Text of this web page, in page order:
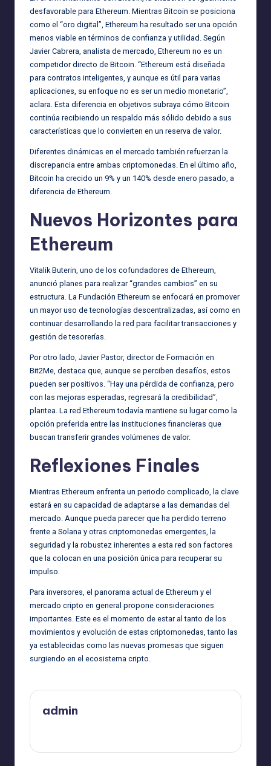
desfavorable para Ethereum. Mientras Bitcoin se posiciona
como el “oro digital”, Ethereum ha resultado ser una opción
menos viable en términos de confianza y utilidad. Según
Javier Cabrera, analista de mercado, Ethereum no es un
competidor directo de Bitcoin. “Ethereum está diseñada
para contratos inteligentes, y aunque es útil para varias
aplicaciones, su enfoque no es ser un medio monetario”,
aclara. Esta diferencia en objetivos subraya cómo Bitcoin
continúa recibiendo un respaldo más sólido debido a sus
características que lo convierten en un reserva de valor.
Diferentes dinámicas en el mercado también refuerzan la
discrepancia entre ambas criptomonedas. En el último año,
Bitcoin ha crecido un 9% y un 140% desde enero pasado, a
diferencia de Ethereum.
Nuevos Horizontes para
Ethereum
Vitalik Buterin, uno de los cofundadores de Ethereum,
anunció planes para realizar “grandes cambios” en su
estructura. La Fundación Ethereum se enfocará en promover
un mayor uso de tecnologías descentralizadas, así como en
continuar desarrollando la red para facilitar transacciones y
gestión de tesorerías.
Por otro lado, Javier Pastor, director de Formación en
Bit2Me, destaca que, aunque se perciben desafíos, estos
pueden ser positivos. “Hay una pérdida de confianza, pero
con las mejoras esperadas, regresará la credibilidad”,
plantea. La red Ethereum todavía mantiene su lugar como la
opción preferida entre las instituciones financieras que
buscan transferir grandes volúmenes de valor.
Reflexiones Finales
Mientras Ethereum enfrenta un periodo complicado, la clave
estará en su capacidad de adaptarse a las demandas del
mercado. Aunque pueda parecer que ha perdido terreno
frente a Solana y otras criptomonedas emergentes, la
seguridad y la robustez inherentes a esta red son factores
que la colocan en una posición única para recuperar su
impulso.
Para inversores, el panorama actual de Ethereum y el
mercado cripto en general propone consideraciones
importantes. Este es el momento de estar al tanto de los
movimientos y evolución de estas criptomonedas, tanto las
ya establecidas como las nuevas promesas que siguen
surgiendo en el ecosistema cripto.
admin